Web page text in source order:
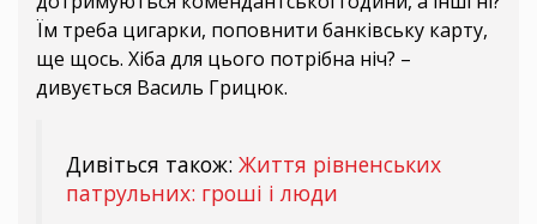
Їм треба цигарки, поповнити банківську карту,
ще щось. Хіба для цього потрібна ніч? –
дивується Василь Грицюк.
Дивіться також: Життя рівненських
патрульних: гроші і люди